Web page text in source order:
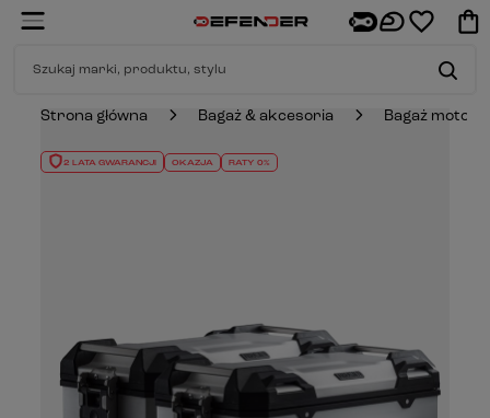
Strona główna Bagaż & akcesoria Bagaż
2 LATA GWARANCJI OKAZJA RATY 0%